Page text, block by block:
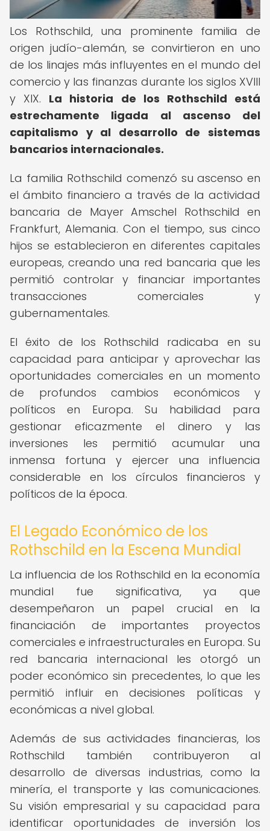
Los Rothschild, una prominente familia de
origen judío-alemán, se convirtieron en uno
de los linajes más influyentes en el mundo del
comercio y las finanzas durante los siglos XVIII
y XIX. La historia de los Rothschild está
estrechamente ligada al ascenso del
capitalismo y al desarrollo de sistemas
bancarios internacionales.
La familia Rothschild comenzó su ascenso en
el ámbito financiero a través de la actividad
bancaria de Mayer Amschel Rothschild en
Frankfurt, Alemania. Con el tiempo, sus cinco
hijos se establecieron en diferentes capitales
europeas, creando una red bancaria que les
permitió controlar y financiar importantes
transacciones comerciales y
gubernamentales.
El éxito de los Rothschild radicaba en su
capacidad para anticipar y aprovechar las
oportunidades comerciales en un momento
de profundos cambios económicos y
políticos en Europa. Su habilidad para
gestionar eficazmente el dinero y las
inversiones les permitió acumular una
inmensa fortuna y ejercer una influencia
considerable en los círculos financieros y
políticos de la época.
El Legado Económico de los
Rothschild en la Escena Mundial
La influencia de los Rothschild en la economía
mundial fue significativa, ya que
desempeñaron un papel crucial en la
financiación de importantes proyectos
comerciales e infraestructurales en Europa. Su
red bancaria internacional les otorgó un
poder económico sin precedentes, lo que les
permitió influir en decisiones políticas y
económicas a nivel global.
Además de sus actividades financieras, los
Rothschild también contribuyeron al
desarrollo de diversas industrias, como la
minería, el transporte y las comunicaciones.
Su visión empresarial y su capacidad para
identificar oportunidades de inversión los